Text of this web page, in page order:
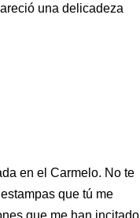
una delicadeza
en el Carmelo. No te
que tú me
que me han incitado